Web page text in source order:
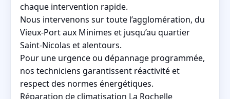
chaque intervention rapide.
Nous intervenons sur toute l’agglomération, du
Vieux-Port aux Minimes et jusqu’au quartier
Saint-Nicolas et alentours.
Pour une urgence ou dépannage programmée,
nos techniciens garantissent réactivité et
respect des normes énergétiques.
Réparation de climatisation La Rochelle